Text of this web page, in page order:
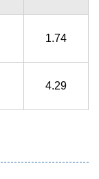
1.74
4.29